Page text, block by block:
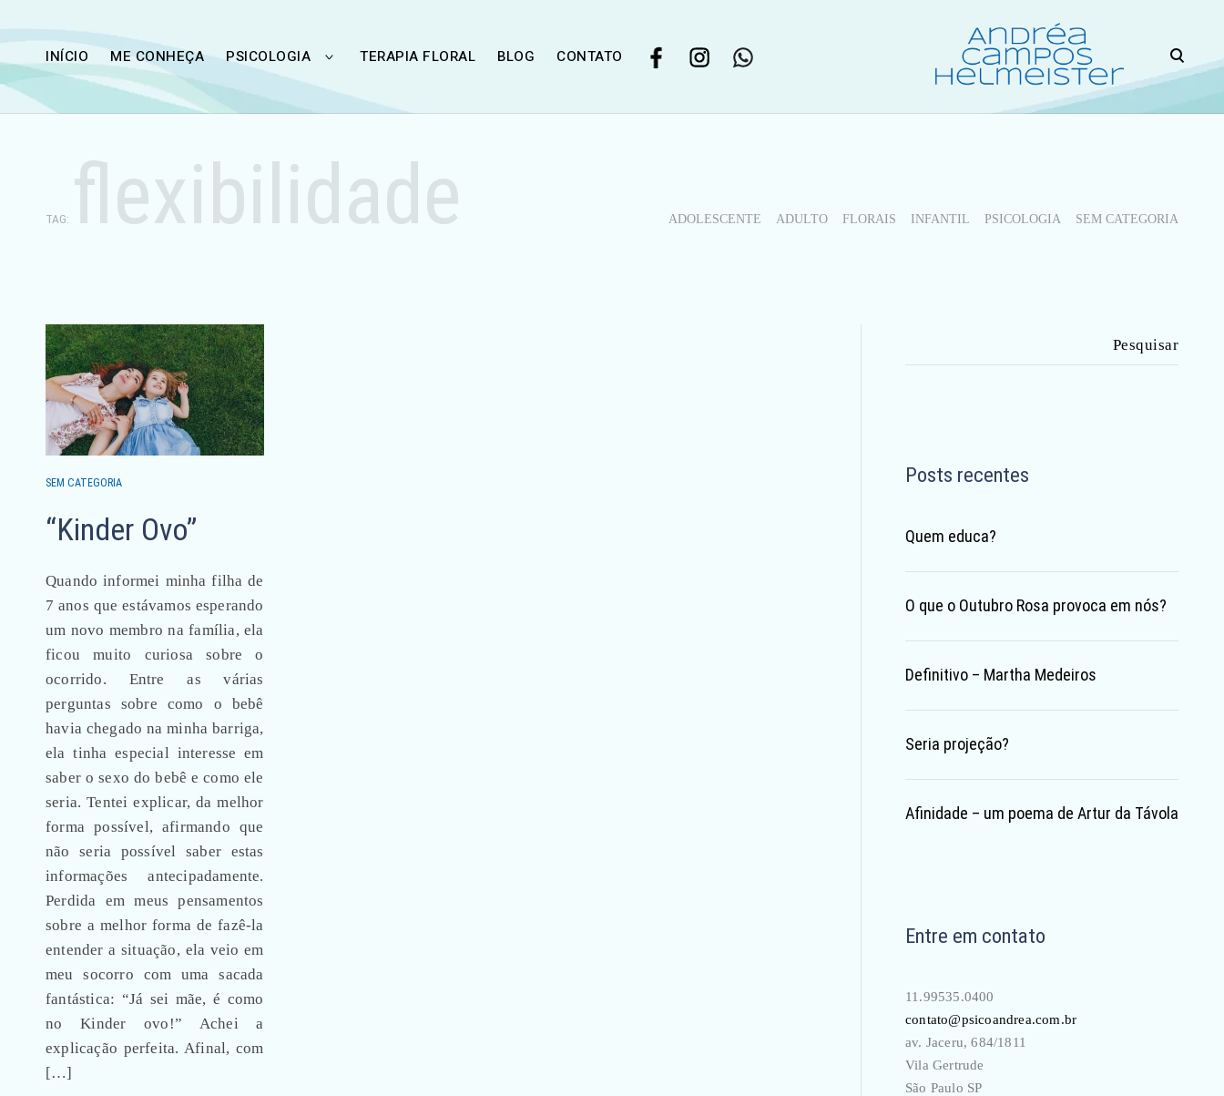
to
contentINÍCIO ME CONHEÇA PSICOLOGIA TOGGLETERAPIA FLORAL BLOG CONTATO
ANDREA HELMEISTER É PSICÓLOGA COM MAIS
DE 15 ANOS DE EXPERIÊNCIA NO
DE FLORAIS.
open
search
TAG: flexibilidade ADOLESCENTE ADULTO FLORAIS INFANTIL PSICOLOGIA SEM CATEGORIA
SEM CATEGORIA
“Kinder Ovo”
Quando informei minha filha de
7 anos que estávamos esperando
um novo membro na família, ela
ficou muito curiosa sobre o
ocorrido. Entre as várias
perguntas sobre como o bebê
havia chegado na minha barriga,
ela tinha especial interesse em
saber o sexo do bebê e como ele
seria. Tentei explicar, da melhor
forma possível, afirmando que
não seria possível saber estas
informações antecipadamente.
Perdida em meus pensamentos
sobre a melhor forma de fazê-la
entender a situação, ela veio em
meu socorro com uma sacada
fantástica: “Já sei mãe, é como
no Kinder ovo!” Achei a
explicação perfeita. Afinal, com
[…]
Posts recentes
Quem educa?
O que o Outubro Rosa provoca em nós?
Definitivo – Martha Medeiros
Seria projeção?
Afinidade – um poema de Artur da Távola
Entre em contato
11.99535.0400
contato@psicoandrea.com.br
av. Jaceru, 684/1811
Vila Gertrude
São Paulo SP